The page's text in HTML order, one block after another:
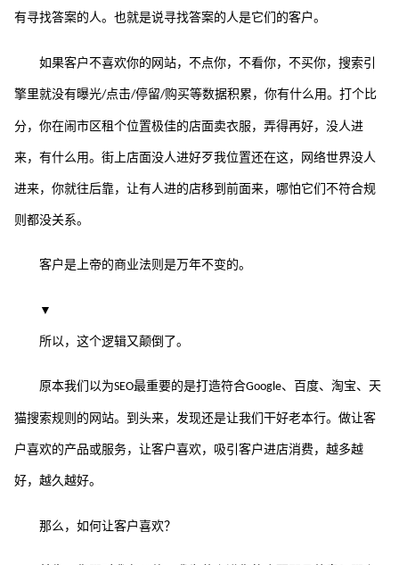
有寻找答案的人。也就是说寻找答案的人是它们的客户。
如果客户不喜欢你的网站，不点你，不看你，不买你，搜索引
擎里就没有曝光/点击/停留/购买等数据积累，你有什么用。打个比
分，你在闹市区租个位置极佳的店面卖衣服，弄得再好，没人进
来，有什么用。街上店面没人进好歹我位置还在这，网络世界没人
进来，你就往后靠，让有人进的店移到前面来，哪怕它们不符合规
则都没关系。
客户是上帝的商业法则是万年不变的。
▼
所以，这个逻辑又颠倒了。
原本我们以为SEO最重要的是打造符合Google、百度、淘宝、天
猫搜索规则的网站。到头来，发现还是让我们干好老本行。做让客
户喜欢的产品或服务，让客户喜欢，吸引客户进店消费，越多越
好，越久越好。
那么，如何让客户喜欢？